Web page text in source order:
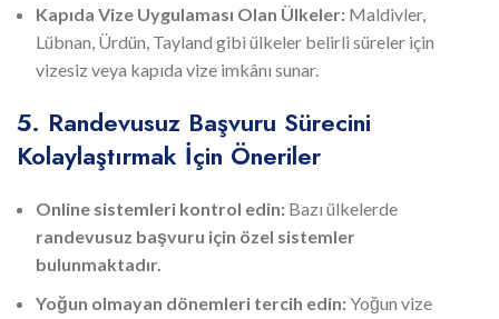
Kapıda Vize Uygulaması Olan Ülkeler: Maldivler,
Lübnan, Ürdün, Tayland gibi ülkeler belirli süreler için
vizesiz veya kapıda vize imkânı sunar.
5. Randevusuz Başvuru Sürecini
Kolaylaştırmak İçin Öneriler
Online sistemleri kontrol edin: Bazı ülkelerde
randevusuz başvuru için özel sistemler
bulunmaktadır.
Yoğun olmayan dönemleri tercih edin:Yoğun vize